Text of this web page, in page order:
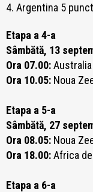
4. Argentina 5
Etapa a 4-a
Sâmbătă, 13
Ora 07.00:
Ora 10.05: Noua
Etapa a 5-a
Sâmbătă, 27
Ora 08.05: Noua
Ora 18.00:Africa
Etapa a 6-a